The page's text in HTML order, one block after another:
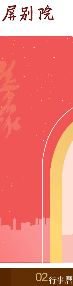
行事曆